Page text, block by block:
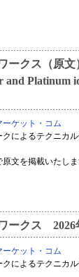
ークス（原
and
ケット・コム
クによるテクニカ
文を掲載いたしま
ークス
ケット・コム
クによるテクニカ